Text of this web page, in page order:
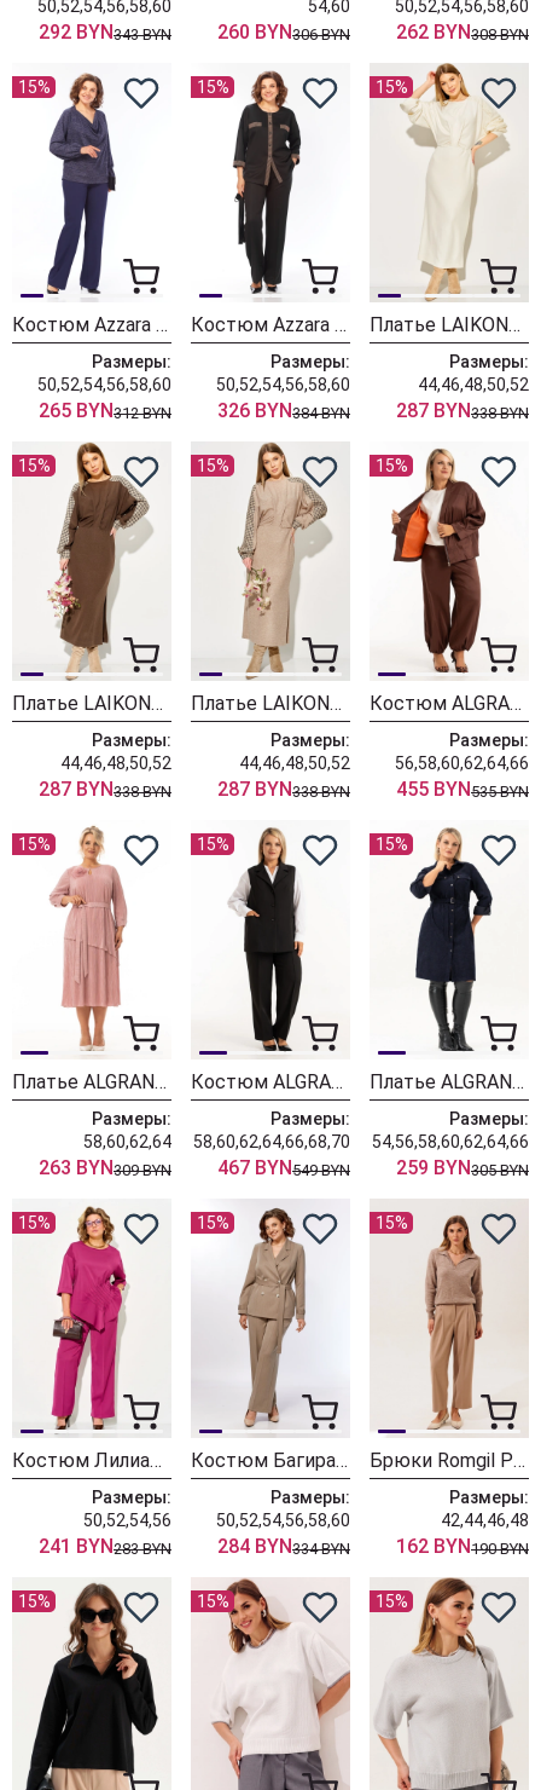
50,52,54,56,58,60
292 BYN343 BYN
54,60
260 BYN306 BYN
50,52,54,56,58,60
262 BYN308 BYN
15%
Костюм Azzara 10069
Размеры:
50,52,54,56,58,60
265 BYN312 BYN
15%
Костюм Azzara 10063
Размеры:
50,52,54,56,58,60
326 BYN384 BYN
15%
Платье LAIKONY L-774-1 молочный
Размеры:
44,46,48,50,52
287 BYN338 BYN
15%
Платье LAIKONY L-774 бежевый+шоколад
Размеры:
44,46,48,50,52
287 BYN338 BYN
15%
Платье LAIKONY L-774 бежевый
Размеры:
44,46,48,50,52
287 BYN338 BYN
15%
Костюм ALGRANDA (Новелла Шарм) 4127-6
Размеры:
56,58,60,62,64,66
455 BYN535 BYN
15%
Платье ALGRANDA (Новелла Шарм) 4110-3
Размеры:
58,60,62,64
263 BYN309 BYN
15%
Костюм ALGRANDA (Новелла Шарм) 4181
Размеры:
58,60,62,64,66,68,70
467 BYN549 BYN
15%
Платье ALGRANDA (Новелла Шарм) 4176
Размеры:
54,56,58,60,62,64,66
259 BYN305 BYN
15%
Костюм Лилиана 1556 бургунди
Размеры:
50,52,54,56
241 BYN283 BYN
15%
Костюм БагираАнТа 1125 бежевый
Размеры:
50,52,54,56,58,60
284 BYN334 BYN
15%
Брюки Romgil РТ0202-ВИ5 бежевый
Размеры:
42,44,46,48
162 BYN190 BYN
15% 15% 15%